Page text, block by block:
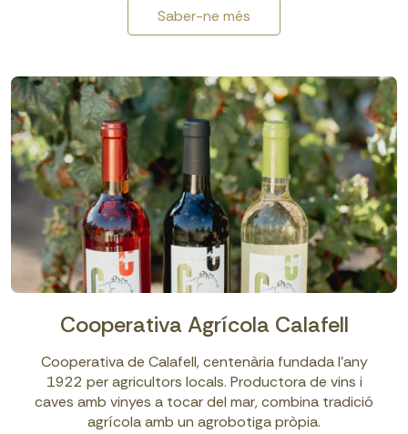
Saber-ne més
Cooperativa Agrícola Calafell
Cooperativa de Calafell, centenària fundada l’any
1922 per agricultors locals. Productora de vins i
caves amb vinyes a tocar del mar, combina tradició
agrícola amb un agrobotiga pròpia.